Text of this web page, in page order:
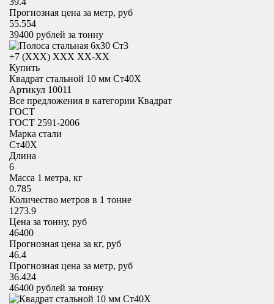
Прогнозная цена за метр, руб
55.554
39400 рублей за тонну
+7 (XXX) ХХХ ХХ-ХХ
Купить
Квадрат стальной 10 мм Ст40Х
Артикул 10011
Все предложения в категории Квадрат
ГОСТ
ГОСТ 2591-2006
Марка стали
Ст40Х
Длина
6
Масса 1 метра, кг
0.785
Количество метров в 1 тонне
1273.9
Цена за тонну, руб
46400
Прогнозная цена за кг, руб
46.4
Прогнозная цена за метр, руб
36.424
46400 рублей за тонну